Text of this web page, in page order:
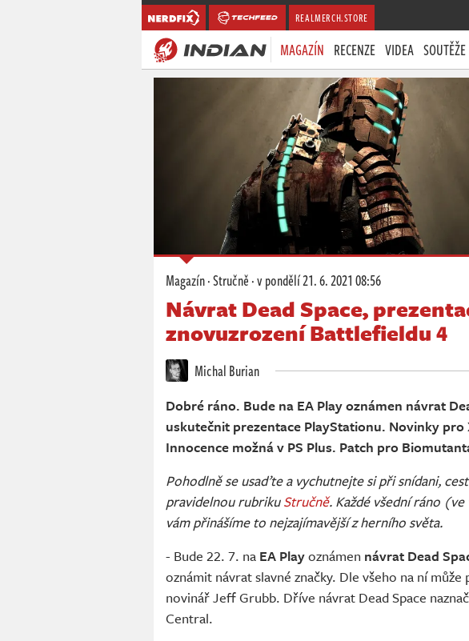
REALMERCH.STORE
MAGAZÍN RECENZE VIDEA SOUTĚŽE
Magazín·Stručně·v pondělí21. 6. 2021 08:56
Návrat Dead Space,
znovuzrození Battlefieldu 4
Michal Burian
Dobré ráno. Bude na EA Play oznámen návrat
uskutečnit prezentace PlayStationu. Novinky pro
Innocence možná v PS Plus. Patch pro
Pohodlně se usaďte a vychutnejte si při snídani,
pravidelnou rubrikuStručně. Každé všední ráno
vám přinášíme to nejzajímavější z herního světa.
- Bude 22. 7. na EA Playoznámen návrat Dead
oznámit návrat slavné značky. Dle všeho na ní
novinář Jeff Grubb. Dříve návrat Dead Space
Central.